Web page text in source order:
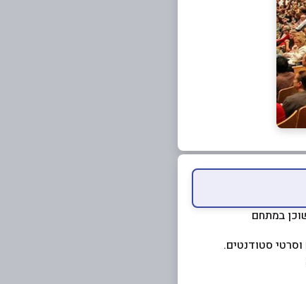
האמנות הוותיקים והמובילים בחיפה. הסינמטק הוקם בשנת 1975, ושוכן במתחם
סטודנטים.